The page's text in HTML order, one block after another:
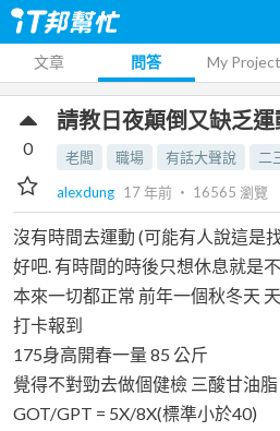
文章 問答 My Project
請教日夜顛倒又缺乏
老闆 職場 有話大聲說 二
alexdung 17 年前 ‧ 16565 瀏覽
0
沒有時間去運動 (可能有人說這是
好吧. 有時間的時後只想休息就是
本來一切都正常 前年一個秋冬天
打卡報到
175身高開春一量 85 公斤
覺得不對勁去做個健檢 三酸甘油
GOT/GPT = 5X/8X(標準小於40)